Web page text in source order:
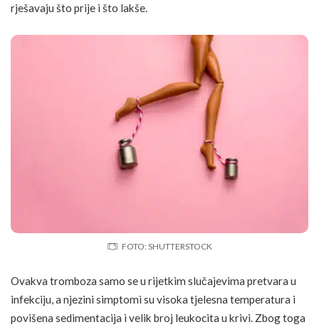
rješavaju što prije i što lakše.
FOTO: SHUTTERSTOCK
Ovakva tromboza samo se u rijetkim slučajevima pretvara u
infekciju, a njezini simptomi su visoka tjelesna temperatura i
povišena sedimentacija i velik broj leukocita u krivi. Zbog toga